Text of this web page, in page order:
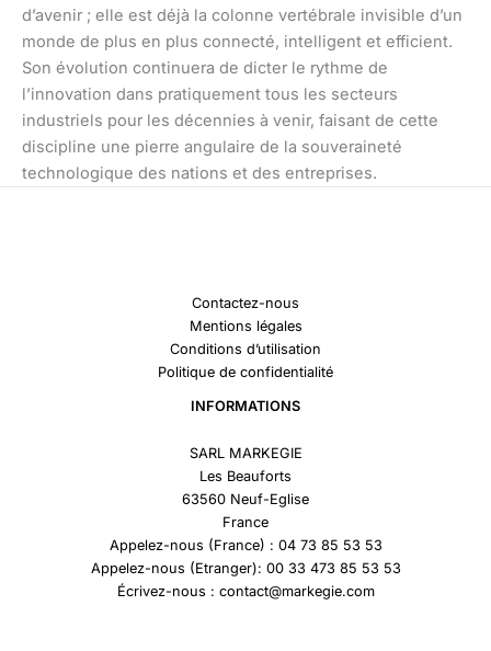
d’avenir ; elle est déjà la colonne vertébrale invisible d’un
monde de plus en plus connecté, intelligent et efficient.
Son évolution continuera de dicter le rythme de
l’innovation dans pratiquement tous les secteurs
industriels pour les décennies à venir, faisant de cette
discipline une pierre angulaire de la souveraineté
technologique des nations et des entreprises.
Contactez-nous
Mentions légales
Conditions d’utilisation
Politique de confidentialité
INFORMATIONS
SARL MARKEGIE
Les Beauforts
63560 Neuf-Eglise
France
Appelez-nous (France) : 04 73 85 53 53
Appelez-nous (Etranger): 00 33 473 85 53 53
Écrivez-nous : contact@markegie.com